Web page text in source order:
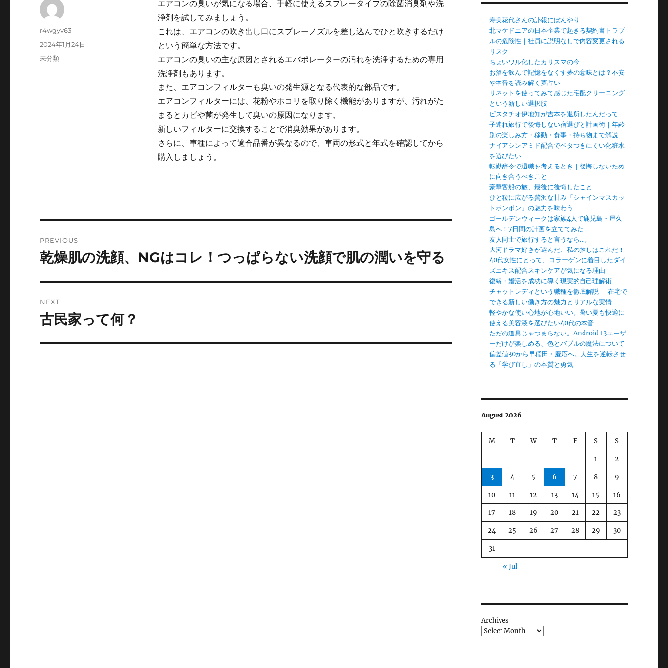
エアコンの臭いが気になる場合、手軽に使えるスプレータイプの除菌消臭剤や洗
浄剤を試してみましょう。
これは、エアコンの吹き出し口にスプレーノズルを差し込んでひと吹きするだけ
という簡単な方法です。
エアコンの臭いの主な原因とされるエバポレーターの汚れを洗浄するための専用
洗浄剤もあります。
また、エアコンフィルターも臭いの発生源となる代表的な部品です。
エアコンフィルターには、花粉やホコリを取り除く機能がありますが、汚れがた
まるとカビや菌が発生して臭いの原因になります。
新しいフィルターに交換することで消臭効果があります。
さらに、車種によって適合品番が異なるので、車両の形式と年式を確認してから
購入しましょう。
Author
r4wgyv63
Posted
on
2024年1月24日
Categories
未分類
navigation
PREVIOUS
Previous
乾燥肌の洗顔、NGはコレ！つっぱらない洗顔で肌の潤いを守る
NEXT
Next
古民家って何？
寿美花代さんの訃報にぼんやり
北マケドニアの日本企業で起きる契約書トラブ
ルの危険性｜社員に説明なしで内容変更される
リスク
ちょいワル化したカリスマの今
お酒を飲んで記憶をなくす夢の意味とは？不安
や本音を読み解く夢占い
リネットを使ってみて感じた宅配クリーニング
という新しい選択肢
ピスタチオ伊地知が吉本を退所したんだって
子連れ旅行で後悔しない宿選びと計画術｜年齢
別の楽しみ方・移動・食事・持ち物まで解説
ナイアシンアミド配合でベタつきにくい化粧水
を選びたい
転勤辞令で退職を考えるとき｜後悔しないため
に向き合うべきこと
豪華客船の旅、最後に後悔したこと
ひと粒に広がる贅沢な甘み「シャインマスカッ
トボンボン」の魅力を味わう
ゴールデンウィークは家族4人で鹿児島・屋久
島へ！7日間の計画を立ててみた
友人同士で旅行すると言うなら…。
大河ドラマ好きが選んだ、私の推しはこれだ！
40代女性にとって、コラーゲンに着目したダイ
ズエキス配合スキンケアが気になる理由
復縁・婚活を成功に導く現実的自己理解術
チャットレディという職種を徹底解説──在宅で
できる新しい働き方の魅力とリアルな実情
軽やかな使い心地が心地いい。暑い夏も快適に
使える美容液を選びたい40代の本音
ただの道具じゃつまらない。Android 13ユーザ
ーだけが楽しめる、色とバブルの魔法について
偏差値30から早稲田・慶応へ。人生を逆転させ
る「学び直し」の本質と勇気
August 2026
M T W T F S S
1 2
3 4 5 6 7 8 9
10 11 12 13 14 15 16
17 18 19 20 21 22 23
24 25 26 27 28 29 30
31
« Jul
Archives